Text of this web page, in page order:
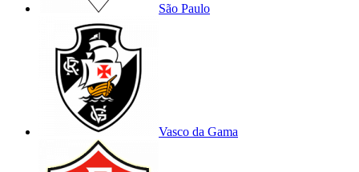
São Paulo
Vasco da Gama